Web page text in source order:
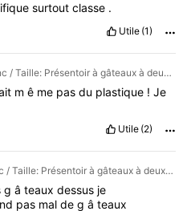
surtout classe .
Utile (1)
Couleur: Blanc / Taille: Présentoir à gâteaux à deux niveaux
m ê me pas du plastique ! Je
Utile (2)
Couleur: Blanc / Taille: Présentoir à gâteaux à deux niveaux
g â teaux dessus je
pas maldegâteaux